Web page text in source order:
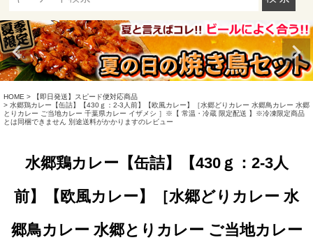
HOME
【即日発送】スピード便対応商品
水郷鶏カレー【缶詰】【430ｇ：2-3人前】【欧風カレー】［水郷どりカレー 水郷鳥カレー 水郷
とりカレー ご当地カレー 千葉県カレー イザメシ ］※【 常温・冷蔵 限定配送 】※冷凍限定商品
とは同梱できません 別途送料がかかりますのレビュー
水郷鶏カレー【缶詰】【430ｇ：2-3人
前】【欧風カレー】［水郷どりカレー 水
郷鳥カレー 水郷とりカレー ご当地カレー